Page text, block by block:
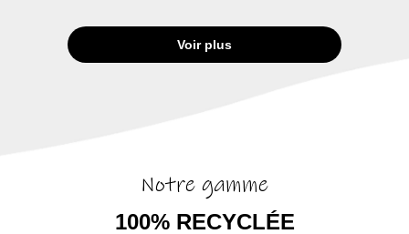
Voir plus
Notre gamme
100% RECYCLÉE